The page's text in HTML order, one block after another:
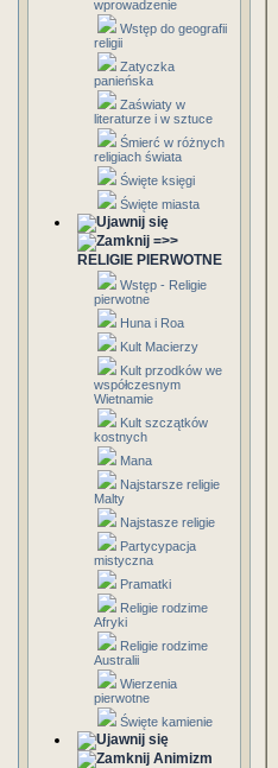
wprowadzenie
Wstęp do geografii
religii
Zatyczka
panieńska
Zaświaty w
literaturze i w sztuce
Śmierć w różnych
religiach świata
Święte księgi
Święte miasta
=>>
RELIGIE PIERWOTNE
Wstęp - Religie
pierwotne
Huna i Roa
Kult Macierzy
Kult przodków we
współczesnym
Wietnamie
Kult szczątków
kostnych
Mana
Najstarsze religie
Malty
Najstasze religie
Partycypacja
mistyczna
Pramatki
Religie rodzime
Afryki
Religie rodzime
Australii
Wierzenia
pierwotne
Święte kamienie
Animizm